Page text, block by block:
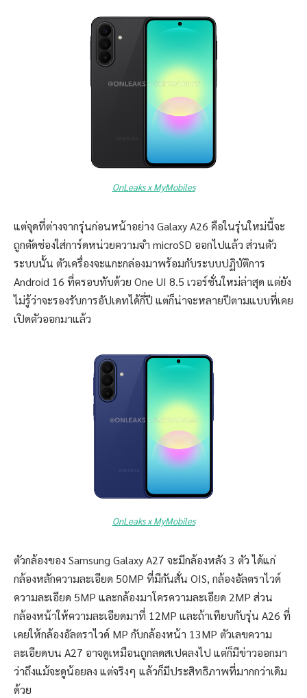
OnLeaks x MyMobiles
แต่จุดที่ต่างจากรุ่นก่อนหน้าอย่าง Galaxy A26 คือในรุ่นใหม่นี้จะ
ถูกตัดช่องใส่การ์ดหน่วยความจำ microSD ออกไปแล้ว ส่วนตัว
ระบบนั้น ตัวเครื่องจะแกะกล่องมาพร้อมกับระบบปฏิบัติการ
Android 16 ที่ครอบทับด้วย One UI 8.5 เวอร์ชั่นใหม่ล่าสุด แต่ยัง
ไม่รู้ว่าจะรองรับการอัปเดทได้กี่ปี แต่ก็น่าจะหลายปีตามแบบที่เคย
เปิดตัวออกมาแล้ว
OnLeaks x MyMobiles
ตัวกล้องของ Samsung Galaxy A27 จะมีกล้องหลัง 3 ตัว ได้แก่
กล้องหลักความละเอียด 50MP ที่มีกันสั่น OIS, กล้องอัลตราไวด์
ความละเอียด 5MP และกล้องมาโครความละเอียด 2MP ส่วน
กล้องหน้าให้ความละเอียดมาที่ 12MP และถ้าเทียบกับรุ่น A26 ที่
เคยให้กล้องอัลตราไวด์ MP กับกล้องหน้า 13MP ตัวเลขความ
ละเอียดบน A27 อาจดูเหมือนถูกลดสเปคลงไป แต่ก็มีข่าวออกมา
ว่าถึงแม้จะดูน้อยลง แต่จริงๆ แล้วก็มีประสิทธิภาพที่มากกว่าเดิม
ด้วย